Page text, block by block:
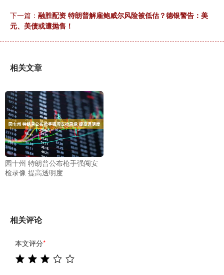
下一篇： 融胜配资 特朗普解雇鲍威尔风险被低估？德银警告：美
元、美债或遭抛售！
相关文章
园十州 特朗普公布枪手强闯安
检录像 提高透明度
相关评论
本文评分*